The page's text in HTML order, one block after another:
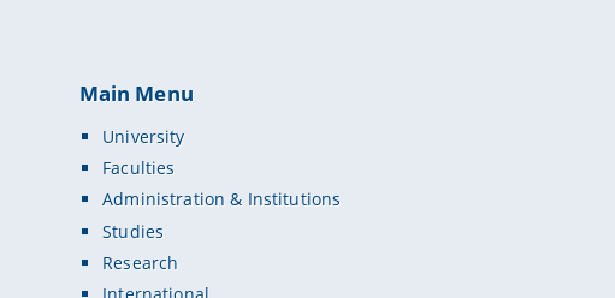
Main Menu
University
Faculties
Administration & Institutions
Studies
Research